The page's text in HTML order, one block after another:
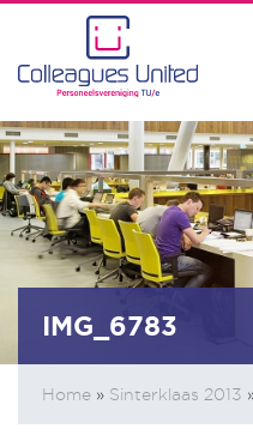
IMG_6783
Home » Sinterklaas 2013